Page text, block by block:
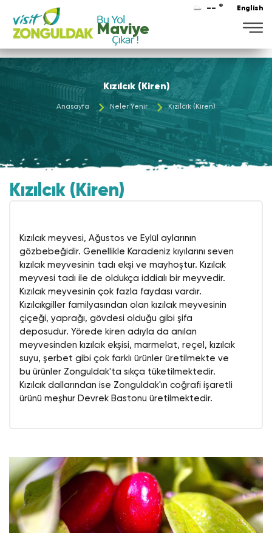
-- ° English
Maviye
Kızılcık (Kiren)
Anasayfa Neler Yenir Kızılcık (Kiren)
Kızılcık (Kiren)
Kızılcık meyvesi, Ağustos ve Eylül aylarının
gözbebeğidir. Genellikle Karadeniz kıyılarını seven
kızılcık meyvesinin tadı ekşi ve mayhoştur. Kızılcık
meyvesi tadı ile de oldukça iddialı bir meyvedir.
Kızılcık meyvesinin çok fazla faydası vardır.
Kızılcıkgiller familyasından olan kızılcık meyvesinin
çiçeği, yaprağı, gövdesi olduğu gibi şifa
deposudur. Yörede kiren adıyla da anılan
meyvesinden kızılcık ekşisi, marmelat, reçel, kızılcık
suyu, şerbet gibi çok farklı ürünler üretilmekte ve
bu ürünler Zonguldak'ta sıkça tüketilmektedir.
Kızılcık dallarından ise Zonguldak'ın coğrafi işaretli
ürünü meşhur Devrek Bastonu üretilmektedir.